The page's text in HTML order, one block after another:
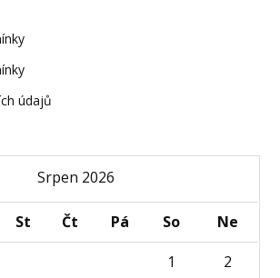
údajů
Srpen 2026
St Čt Pá So
Ne
1
2